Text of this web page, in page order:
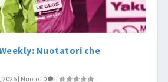
Nuotatori che
2026 | Nuoto | 0 |